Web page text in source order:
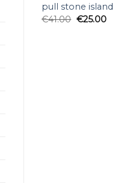
pull stone island
€41.00 €25.00